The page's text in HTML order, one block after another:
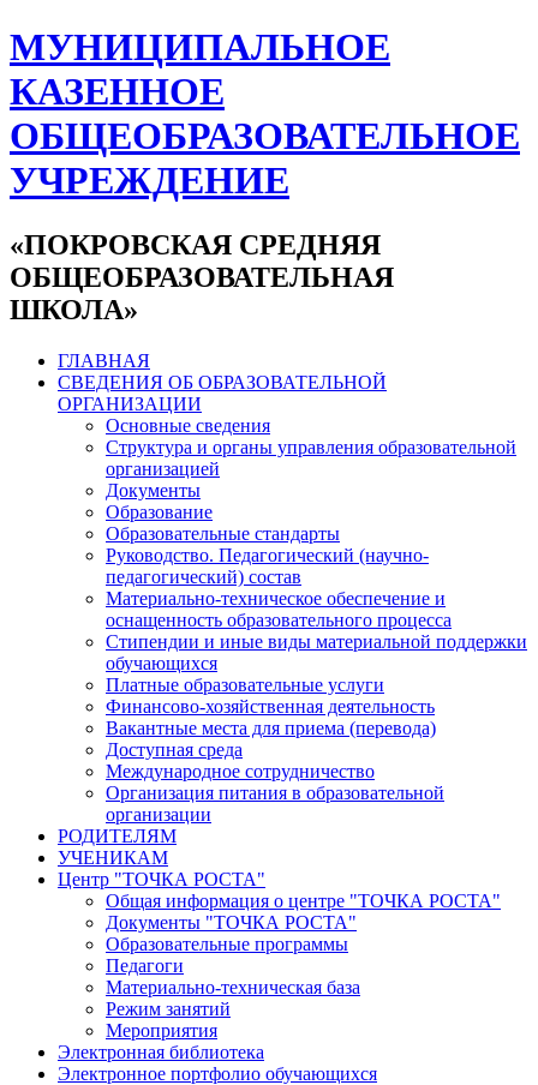
МУНИЦИПАЛЬНОЕ
КАЗЕННОЕ
ОБЩЕОБРАЗОВАТЕЛЬНОЕ
УЧРЕЖДЕНИЕ
«ПОКРОВСКАЯ СРЕДНЯЯ
ОБЩЕОБРАЗОВАТЕЛЬНАЯ
ШКОЛА»
ГЛАВНАЯ
СВЕДЕНИЯ ОБ ОБРАЗОВАТЕЛЬНОЙ
ОРГАНИЗАЦИИ
Основные сведения
Структура и органы управления образовательной
организацией
Документы
Образование
Образовательные стандарты
Руководство. Педагогический (научно-
педагогический) состав
Материально-техническое обеспечение и
оснащенность образовательного процесса
Стипендии и иные виды материальной поддержки
обучающихся
Платные образовательные услуги
Финансово-хозяйственная деятельность
Вакантные места для приема (перевода)
Доступная среда
Международное сотрудничество
Организация питания в образовательной
организации
РОДИТЕЛЯМ
УЧЕНИКАМ
Центр "ТОЧКА РОСТА"
Общая информация о центре "ТОЧКА РОСТА"
Документы "ТОЧКА РОСТА"
Образовательные программы
Педагоги
Материально-техническая база
Режим занятий
Мероприятия
Электронная библиотека
Электронное портфолио обучающихся